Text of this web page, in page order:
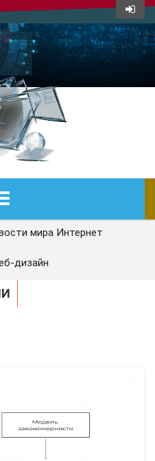
мира Интернет
дизайн